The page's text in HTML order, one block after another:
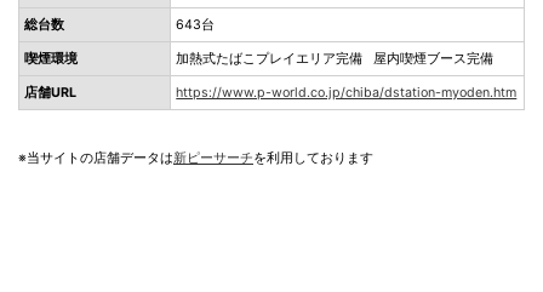
総台数 643台
喫煙環境 加熱式たばこプレイエリア完備 屋内喫煙ブース完備
店舗URL https://www.p-world.co.jp/chiba/dstation-myoden.htm
※当サイトの店舗データは新ピーサーチを利用しております